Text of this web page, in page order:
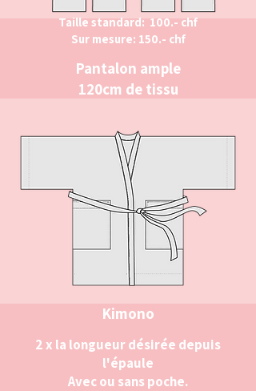
Taille standard: 100.- chf
Sur mesure: 150.- chf
Pantalon ample
120cm de tissu
2 x la longueur désirée depuis
l'épaule
Avec ou sans poche.
Kimono